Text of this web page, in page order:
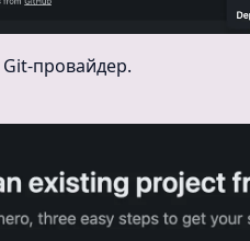
провайдер.